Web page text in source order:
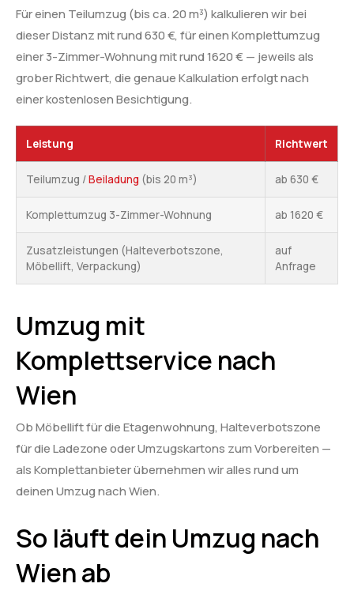
Für einen Teilumzug (bis ca. 20 m³) kalkulieren wir bei
dieser Distanz mit rund 630 €, für einen Komplettumzug
einer 3-Zimmer-Wohnung mit rund 1620 € — jeweils als
grober Richtwert, die genaue Kalkulation erfolgt nach
einer kostenlosen Besichtigung.
Leistung Richtwert
Teilumzug /Beiladung (bis 20 m³) ab 630 €
Komplettumzug 3-Zimmer-Wohnung ab 1620 €
Zusatzleistungen (Halteverbotszone,
Möbellift, Verpackung)
auf
Anfrage
Umzug mit
Komplettservice nach
Wien
Ob Möbellift für die Etagenwohnung, Halteverbotszone
für die Ladezone oder Umzugskartons zum Vorbereiten —
als Komplettanbieter übernehmen wir alles rund um
deinen Umzug nach Wien.
So läuft dein Umzug nach
Wien ab